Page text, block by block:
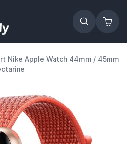
Nike Apple Watch 44mm / 45mm